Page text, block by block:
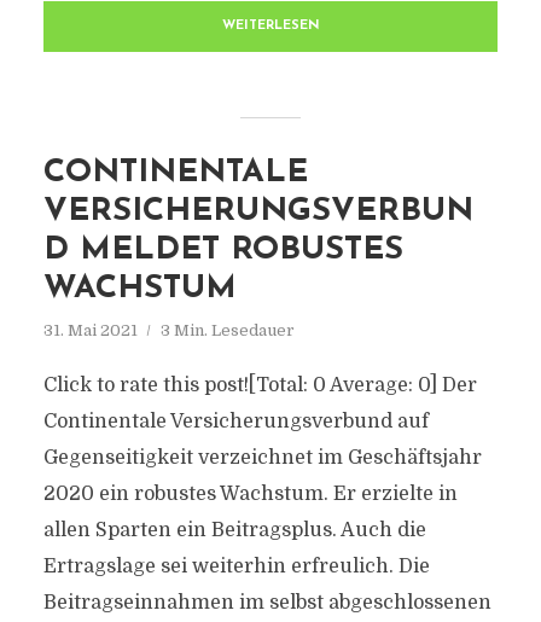
WEITERLESEN
CONTINENTALE
VERSICHERUNGSVERBUN
D MELDET ROBUSTES
WACHSTUM
31. Mai 2021 3 Min. Lesedauer
Click to rate this post![Total: 0 Average: 0] Der
Continentale Versicherungsverbund auf
Gegenseitigkeit verzeichnet im Geschäftsjahr
2020 ein robustes Wachstum. Er erzielte in
allen Sparten ein Beitragsplus. Auch die
Ertragslage sei weiterhin erfreulich. Die
Beitragseinnahmen im selbst abgeschlossenen